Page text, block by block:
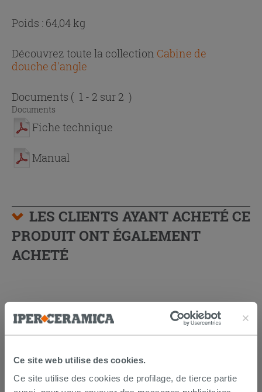
Ce site web utilise des cookies.
Ce site utilise des cookies de profilage, de tierce partie
Poids : 64,04 kg
Découvrez toute la collection Cabine de
douche d'angle
Documents ( 1 - 2 sur 2 )
Documents
Fiche technique
Manual
LES CLIENTS AYANT ACHETÉ CE
PRODUIT ONT ÉGALEMENT
ACHETÉ